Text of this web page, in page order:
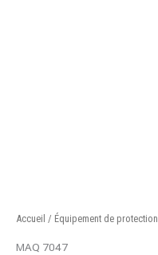
Accueil / Équipement de protection
MAQ 7047